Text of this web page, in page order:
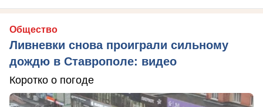
Общество
Ливневки снова проиграли сильному
дождю в Ставрополе: видео
Коротко о погоде